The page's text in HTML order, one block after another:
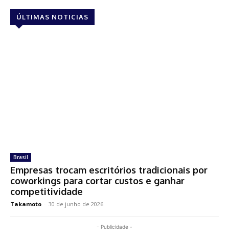
ÚLTIMAS NOTICIAS
Brasil
Empresas trocam escritórios tradicionais por
coworkings para cortar custos e ganhar
competitividade
Takamoto - 30 de junho de 2026
- Publicidade -